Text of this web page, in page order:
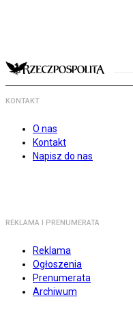
KONTAKT
O nas
Kontakt
Napisz do nas
REKLAMA I PRENUMERATA
Reklama
Ogłoszenia
Prenumerata
Archiwum